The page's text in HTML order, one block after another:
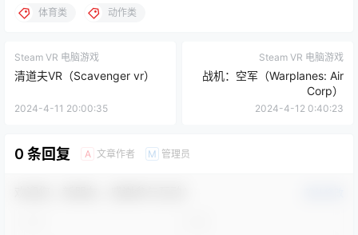
体育类 动作类
Steam VR 电脑游戏
清道夫VR（Scavenger vr）
2024-4-11 20:00:35
Steam VR 电脑游戏
战机：空军（Warplanes: Air
Corp）
2024-4-12 0:40:23
0 条回复 A 文章作者 M 管理员